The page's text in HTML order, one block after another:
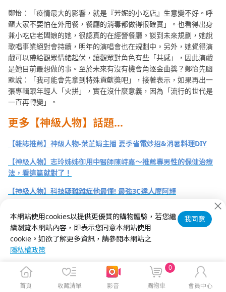
鄭怡：「疫情最大的影響，就是『芳妮的小吃店』生意變不好。呼
籲大家不要怕在外用餐，餐廳的消毒都做得很確實」。也看得出身
兼小吃店老闆娘的她，很認真的在經營餐廳。談到未來規劃，她說
歌唱事業絕對會持續，明年的演唱會也在規劃中。另外，她覺得演
戲可以帶給觀眾情緒起伏，讓觀眾對角色有些「共感」，因此演戲
是她目前最想做的事。至於未來有沒有機會角逐金曲獎？鄭怡先幽
默說：「我可能會先拿到特殊貢獻獎吧」，接著表示，如果再出一
張專輯跟年輕人「火拼」，實在沒什麼意義，因為「流行的世代是
一直再轉變」。
更多【神級人物】話題…
【雜誌推薦】神級人物-葉芷娟主播 夏季省電妙招&消暑料理DIY
【神級人物】志玲姊姊御用中醫師陳峙嘉～推薦專男性的保健治療
法，看這篇就對了！
【神級人物】科技疑難雜症他最懂! 最強3C達人廖阿輝
本網站使用cookies以提供更優質的購物體驗，若您繼
續瀏覽本網站內容，即表示您同意本網站使用
cookie。如欲了解更多資訊，請參閱本網站之
隱私權政策
我同意
首頁 收藏清單 影音 購物車
0
會員中心